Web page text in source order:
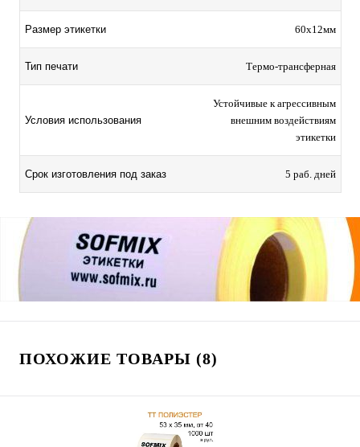
Размер этикетки 60х12мм
Тип печати Термо-трансферная
Условия использования
Устойчивые к агрессивным
внешним воздействиям
этикетки
Срок изготовления под заказ 5 раб. дней
ПОХОЖИЕ ТОВАРЫ (8)